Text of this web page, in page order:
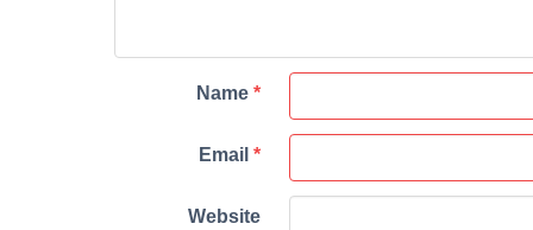
Name *
Email *
Website